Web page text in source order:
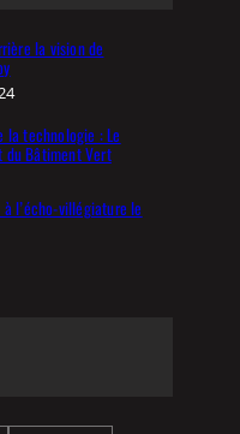
la vision de
la technologie : Le
Bâtiment Vert
l’écho-villégiature le